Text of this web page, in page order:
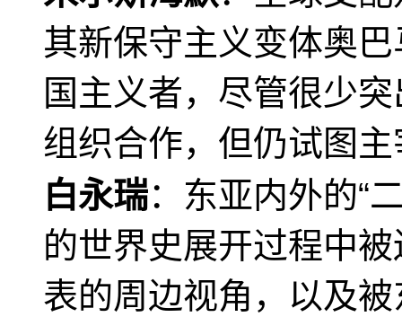
其新保守主义变体奥
国主义者，尽管很少
组织合作，但仍试图
白永瑞：东亚内外的“
的世界史展开过程中
表的周边视角，以及